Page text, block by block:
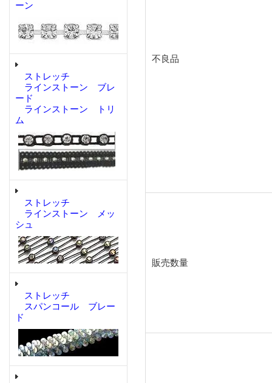
ーン
ストレッチ
ラインストーン ブレ
ード
ラインストーン トリ
ム
ストレッチ
ラインストーン メッ
シュ
ストレッチ
スパンコール ブレー
ド
不良品
販売数量